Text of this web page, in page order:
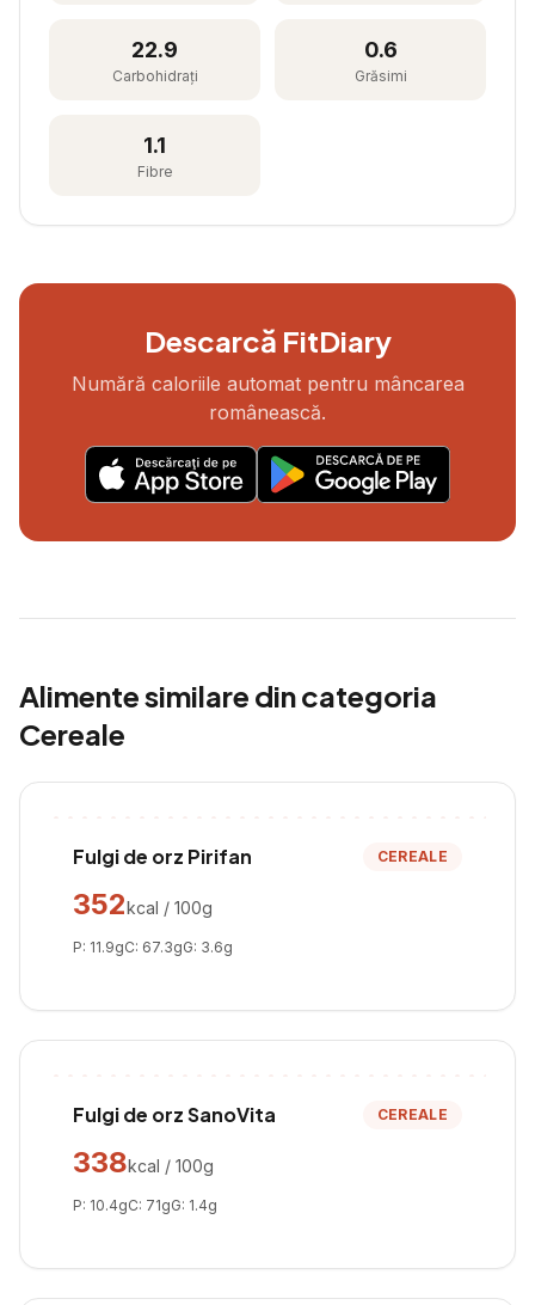
22.9
Carbohidrați
0.6
Grăsimi
1.1
Fibre
Descarcă FitDiary
Numără caloriile automat pentru mâncarea
românească.
Alimente similare din categoria
Cereale
Fulgi de orz Pirifan CEREALE
352kcal / 100g
P: 11.9gC: 67.3gG: 3.6g
Fulgi de orz SanoVita CEREALE
338kcal / 100g
P: 10.4gC: 71gG: 1.4g